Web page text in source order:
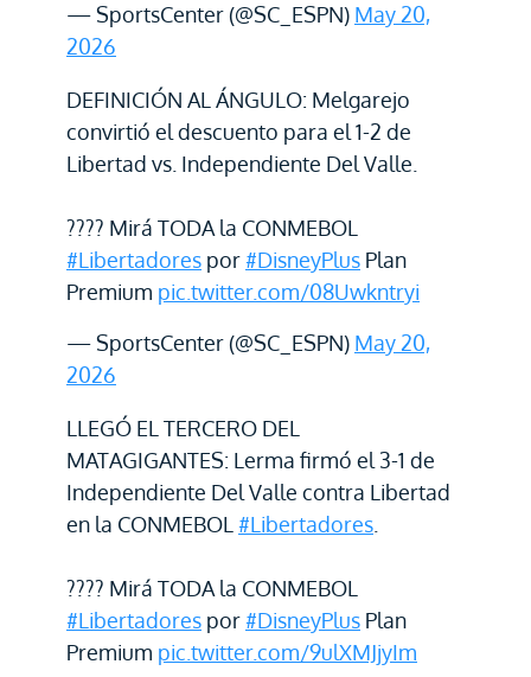
— SportsCenter (@SC_ESPN) May 20,
2026
DEFINICIÓN AL ÁNGULO: Melgarejo
convirtió el descuento para el 1-2 de
Libertad vs. Independiente Del Valle.
???? Mirá TODA la CONMEBOL
#Libertadores por#DisneyPlus Plan
Premium pic.twitter.com/08Uwkntryi
— SportsCenter (@SC_ESPN) May 20,
2026
LLEGÓ EL TERCERO DEL
MATAGIGANTES: Lerma firmó el 3-1 de
Independiente Del Valle contra Libertad
en la CONMEBOL #Libertadores
???? Mirá TODA la CONMEBOL
#Libertadores por#DisneyPlus Plan
Premium pic.twitter.com/9ulXMJjyIm